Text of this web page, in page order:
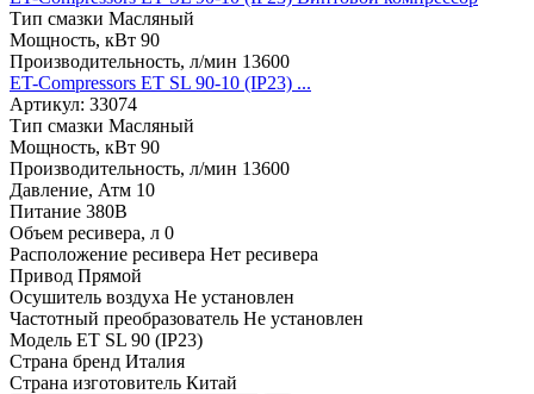
Тип смазки Масляный
Мощность, кВт 90
Производительность, л/мин 13600
ET-Compressors ET SL 90-10 (IP23) ...
Артикул: 33074
Тип смазки Масляный
Мощность, кВт 90
Производительность, л/мин 13600
Давление, Атм 10
Питание 380В
Объем ресивера, л 0
Расположение ресивера Нет ресивера
Привод Прямой
Осушитель воздуха Не установлен
Частотный преобразователь Не установлен
Модель ET SL 90 (IP23)
Страна бренд Италия
Страна изготовитель Китай